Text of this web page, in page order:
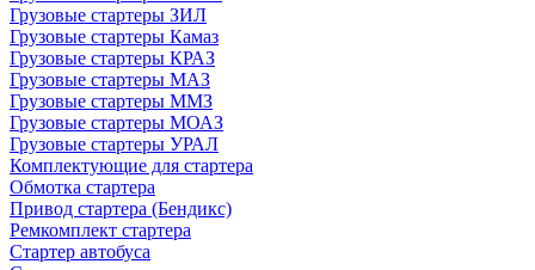
Грузовые стартеры ЗИЛ
Грузовые стартеры Камаз
Грузовые стартеры КРАЗ
Грузовые стартеры МАЗ
Грузовые стартеры ММЗ
Грузовые стартеры МОАЗ
Грузовые стартеры УРАЛ
Комплектующие для стартера
Обмотка стартера
Привод стартера (Бендикс)
Ремкомплект стартера
Стартер автобуса